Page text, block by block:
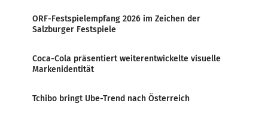
ORF-Festspielempfang 2026 im Zeichen der
Salzburger Festspiele
Coca-Cola präsentiert weiterentwickelte visuelle
Markenidentität
Tchibo bringt Ube-Trend nach Österreich